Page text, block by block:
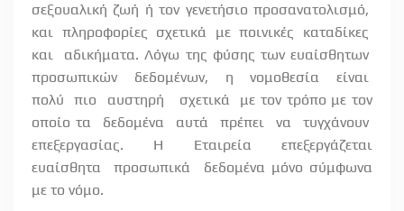
σεξουαλική ζωή ή τον γενετήσιο προσανατολισμό,
και πληροφορίες σχετικά με ποινικές
καταδίκες
και
αδικήματα. Λόγω της φύσης των ευαίσθητων
προσωπικών
δεδομένων, η νομοθεσία
είναι
πολύ
πιο αυστηρή σχετικά
με τον τρόπο με τον
οποίο τα
δεδομένα αυτά πρέπει να
τυγχάνουν
επεξεργασίας.
Η Εταιρεία
επεξεργάζεται
ευαίσθητα
προσωπικά
δεδομένα μόνο σύμφωνα
με το νόμο.